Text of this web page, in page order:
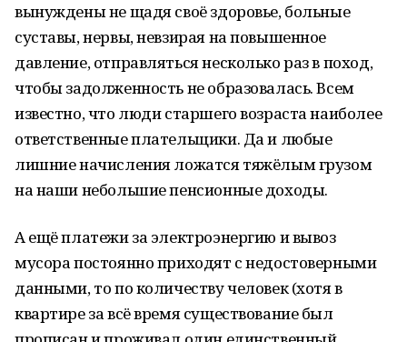
вынуждены не щадя своё здоровье, больные
суставы, нервы, невзирая на повышенное
давление, отправляться несколько раз в поход,
чтобы задолженность не образовалась. Всем
известно, что люди старшего возраста наиболее
ответственные плательщики. Да и любые
лишние начисления ложатся тяжёлым грузом
на наши небольшие пенсионные доходы.
А ещё платежи за электроэнергию и вывоз
мусора постоянно приходят с недостоверными
данными, то по количеству человек (хотя в
квартире за всё время существование был